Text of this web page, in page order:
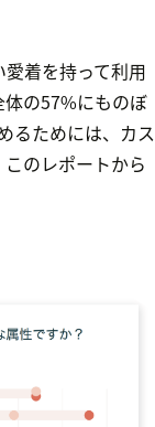
着を持って利用
の57%にものぼ
るためには、カス
のレポートから